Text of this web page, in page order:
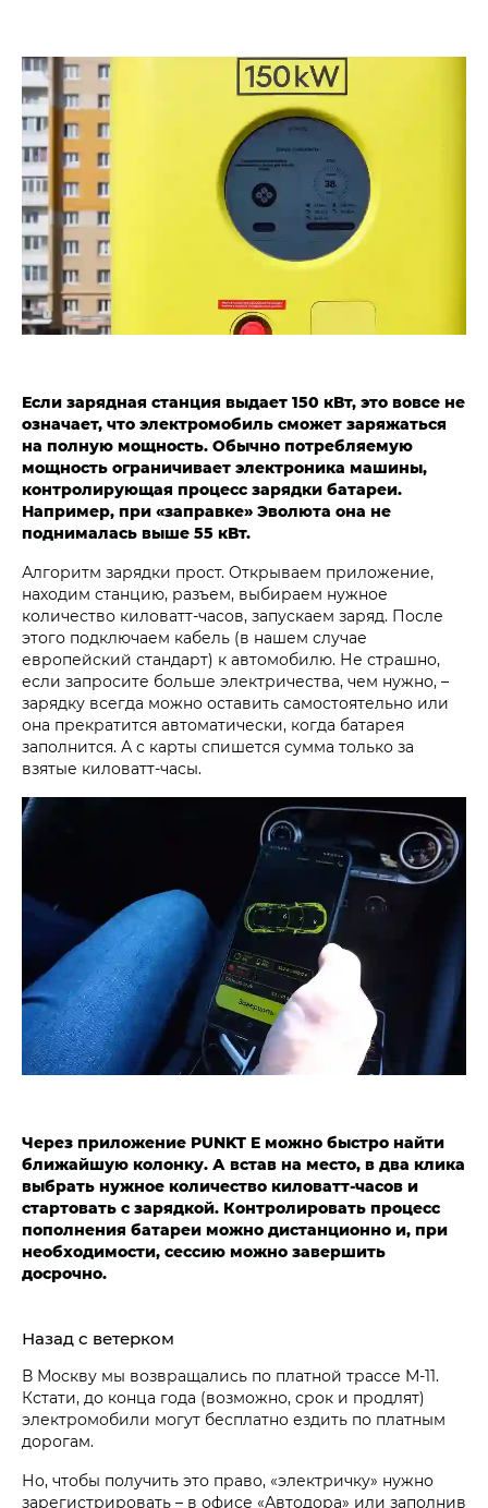
Если зарядная станция выдает 150 кВт, это вовсе не
означает, что электромобиль сможет заряжаться
на полную мощность. Обычно потребляемую
мощность ограничивает электроника машины,
контролирующая процесс зарядки батареи.
Например, при «заправке» Эволюта она не
поднималась выше 55 кВт.
Алгоритм зарядки прост. Открываем приложение,
находим станцию, разъем, выбираем нужное
количество киловатт-часов, запускаем заряд. После
этого подключаем кабель (в нашем случае
европейский стандарт) к автомобилю. Не страшно,
если запросите больше электричества, чем нужно, –
зарядку всегда можно оставить самостоятельно или
она прекратится автоматически, когда батарея
заполнится. А с карты спишется сумма только за
взятые киловатт-часы.
Через приложение PUNKT E можно быстро найти
ближайшую колонку. А встав на место, в два клика
выбрать нужное количество киловатт-часов и
стартовать с зарядкой. Контролировать процесс
пополнения батареи можно дистанционно и, при
необходимости, сессию можно завершить
досрочно.
Назад с ветерком
В Москву мы возвращались по платной трассе М-11.
Кстати, до конца года (возможно, срок и продлят)
электромобили могут бесплатно ездить по платным
дорогам.
Но, чтобы получить это право, «электричку» нужно
зарегистрировать – в офисе «Автодора» или заполнив